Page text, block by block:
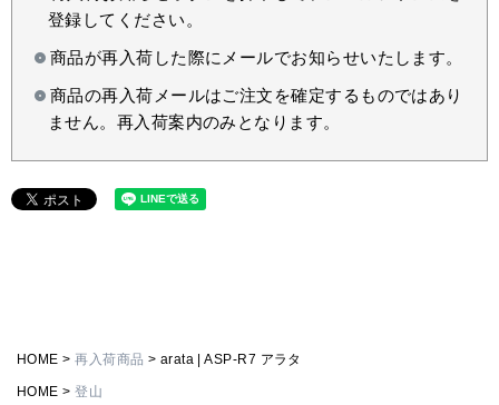
登録してください。
商品が再入荷した際にメールでお知らせいたします。
商品の再入荷メールはご注文を確定するものではあり
ません。再入荷案内のみとなります。
HOME 再入荷商品 arata | ASP-R7 アラタ
HOME 登山